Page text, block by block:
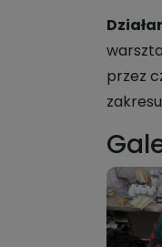
przez